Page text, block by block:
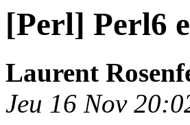
[Perl] Perl6
Laurent
Jeu 16 Nov